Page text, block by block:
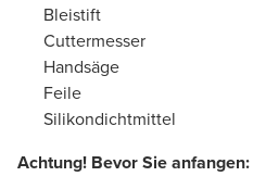
Bleistift
Cuttermesser
Handsäge
Feile
Silikondichtmittel
Achtung! Bevor Sie anfangen: